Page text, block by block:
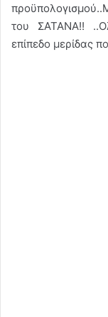
του ΣΑΤΑΝΑ!!
επίπεδο μερίδας